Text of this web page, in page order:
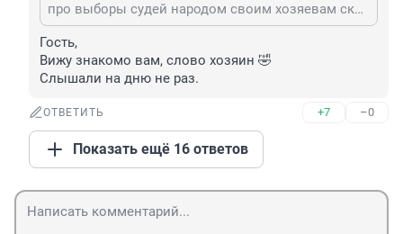
про выборы судей народом своим хозяевам скажи
Гость,
Вижу знакомо вам, слово хозяин 🤣
Слышали на дню не раз.
ОТВЕТИТЬ +7 –0
Показать ещё 16 ответов